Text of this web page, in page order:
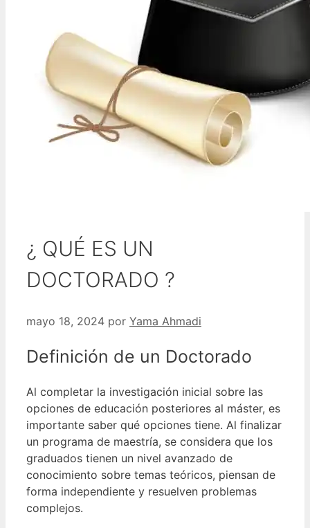
¿ QUÉ ES UN
DOCTORADO ?
mayo 18, 2024 por Yama Ahmadi
Definición de un Doctorado
Al completar la investigación inicial sobre las
opciones de educación posteriores al máster, es
importante saber qué opciones tiene. Al finalizar
un programa de maestría, se considera que los
graduados tienen un nivel avanzado de
conocimiento sobre temas teóricos, piensan de
forma independiente y resuelven problemas
complejos.